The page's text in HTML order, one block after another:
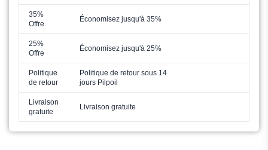
35%
Offre
Économisez jusqu'à 35%
25%
Offre
Économisez jusqu'à 25%
Politique
de retour
Politique de retour sous 14
jours Pilpoil
Livraison
gratuite
Livraison gratuite